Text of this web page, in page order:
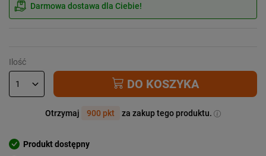
Darmowa dostawa dla Ciebie!
Ilość
DO KOSZYKA
Otrzymaj 900 pkt za zakup tego produktu.
Produkt dostępny